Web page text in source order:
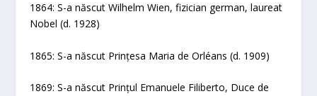
1864: S-a născut Wilhelm Wien, fizician german, laureat
Nobel (d. 1928)
1865: S-a născut Prințesa Maria de Orléans (d. 1909)
1869: S-a născut Prințul Emanuele Filiberto, Duce de